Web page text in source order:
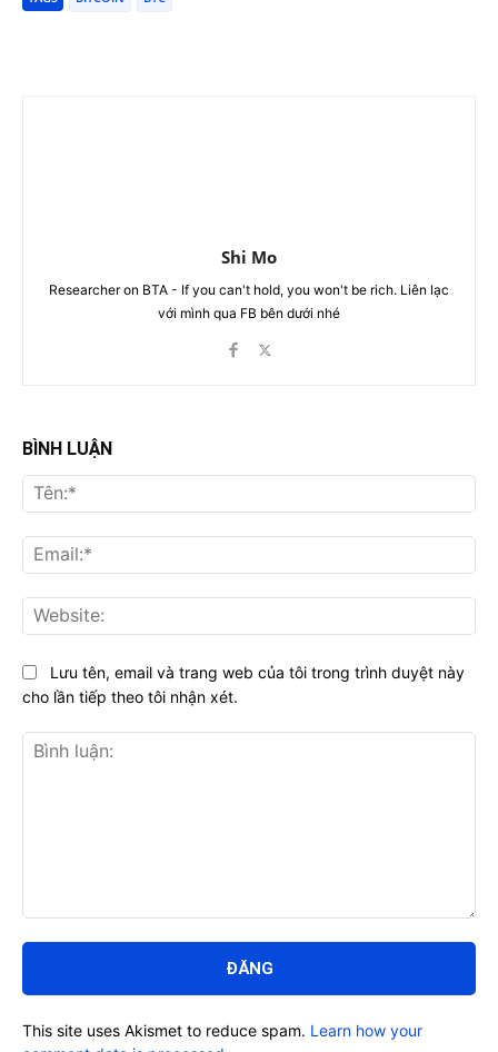
Shi Mo
Researcher on BTA - If you can't hold, you won't be rich. Liên lạc
với mình qua FB bên dưới nhé
BÌNH LUẬN
luận:
Lưu tên, email và trang web của tôi trong trình duyệt này
cho lần tiếp theo tôi nhận xét.
This site uses Akismet to reduce spam. Learn how your